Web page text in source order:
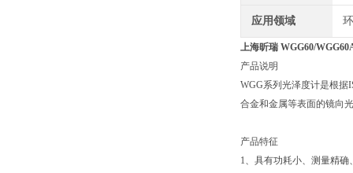
应用领域
上海昕瑞 WGG60/
产品说明
WGG系列光泽度计是根据
合金和金属等表面的镜向
产品特征
1、具有功耗小、测量精